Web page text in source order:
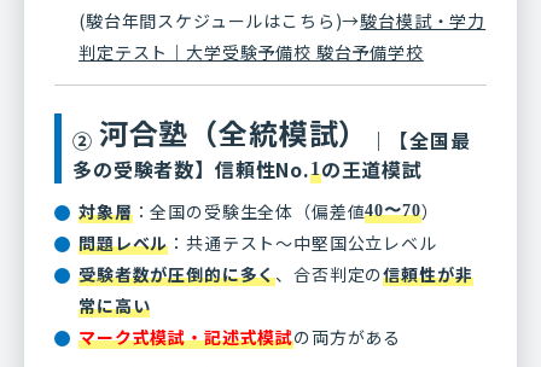
(駿台年間スケジュールはこちら)→駿台模試・学力
判定テスト｜大学受験予備校 駿台予備学校
② 河合塾（全統模試）
｜【全国最
多の受験者数】信頼性No.1の王道模試
対象層：全国の受験生全体（偏差値40〜70）
問題レベル ：共通テスト～中堅国公立レベル
受験者数が圧倒的に多く、合否判定の信頼性が非
常に高い
マーク式模試・記述式模試の両方がある